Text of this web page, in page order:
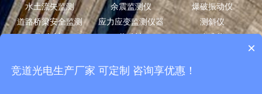
水土流失监测
余震监测仪
爆破振动仪
道路桥梁安全监测
应力应变监测仪器
测斜仪
白蚁监测设备
×
竞道光电生产厂家 可定制 咨询享优惠！